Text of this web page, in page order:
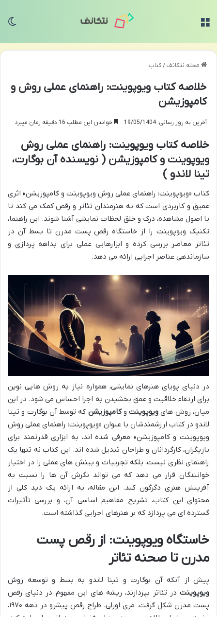
مجله نتکانف/کتاب
خلاصه کتاب ویوپوینت: راهنمای عملی روش و
کامپوزیشن
آخرین به روز رسانی: 19/05/1404 خواندن این مطلب 16 دقیقه زمان میبرد
خلاصه کتاب ویوپوینت: راهنمای عملی روش
ویوپوینت و کامپوزیشن ( نویسنده آن بوگارت،
تینا لاندو )
کتاب «ویوپوینت: راهنمای عملی روش ویوپوینت و کامپوزیشن» اثری
عمیق و کاربردی است که به هنرمندان تئاتر و رقص کمک می کند تا
با اصول مشاهده، درک و خلق لحظات نمایشی آشنا شوند. این راهنما،
تکنیک ویوپوینت را از خاستگاه رقص پست مدرن تا بسط آن در
تئاتر معاصر بررسی کرده و ابزارهایی عملی برای بداهه پردازی و
سازماندهی عناصر اجرایی ارائه می دهد.
در دنیای پویای هنرهای نمایشی، همواره نیاز به روش هایی نوین
برای ارتقاء خلاقیت و عمق بخشیدن به اجرا احساس می شود. در این
میان، روش های ویوپوینتوکامپوزیشن که توسط آن بوگارت و تینا
لاندو در کتاب ارزشمندشان با عنوان «ویوپوینت: راهنمای عملی روش
ویوپوینت و کامپوزیشن» معرفی شده اند، به ابزاری قدرتمند برای
بازیگران، کارگردانان و طراحان تبدیل شده اند. این کتاب نه تنها یک
راهنمای نظری نیست، بلکه تجربیات و بینش های عملی را در اختیار
خوانندگان قرار می دهد که می تواند نگرش آن ها را نسبت به
آفرینش هنری دگرگون کند. این مقاله، به ارائه یک دید کلی از
محتوای این کتاب، تشریح مفاهیم اساسی آن، و بررسی تأثیرات
گسترده ای می پردازد که بر هنرهای اجرایی گذاشته است.
خاستگاه ویوپوینت: از رقص پست
مدرن تا صحنه تئاتر
پیش از آنکه آن بوگارت و تینا لاندو به بسط و توسعه روش
ویوپوینت در تئاتر بپردازند، ریشه های این مفهوم در دنیای رقص
پست مدرن شکل گرفت. مری اورلی، طراح رقص پیشرو در دهه ۱۹۷۰،